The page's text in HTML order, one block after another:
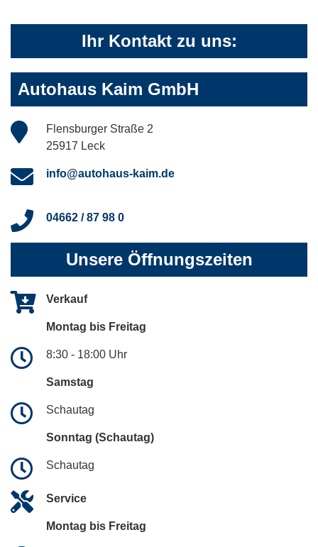
Ihr Kontakt zu uns:
Autohaus Kaim GmbH
Flensburger Straße 2
25917 Leck
info@autohaus-kaim.de
04662 / 87 98 0
Unsere Öffnungszeiten
Verkauf
Montag bis Freitag
8:30 - 18:00 Uhr
Samstag
Schautag
Sonntag (Schautag)
Schautag
Service
Montag bis Freitag